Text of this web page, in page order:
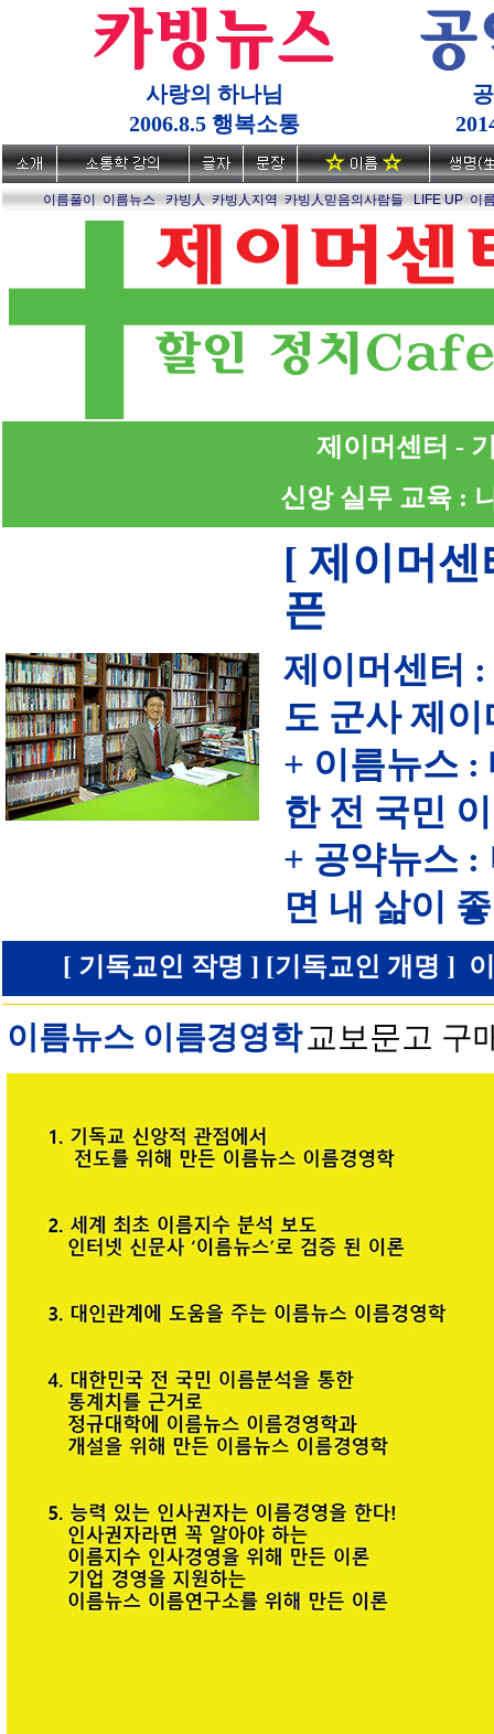
사랑의 하나님
2006.8.5 행복소통
이름풀이 이름뉴스 카빙人 카빙人지역 카빙人믿음의사람들 LIFE UP 이
제이머센터 -
신앙 실무 교육 :
[ 제이머센
픈
제이머센터
도 군사 제
+ 이름뉴스 :
한 전 국민
+ 공약뉴스 :
면 내 삶이
[ 기독교인 작명 ] [기독교인 개명 ]
이름뉴스 이름경영학 교보문고 구